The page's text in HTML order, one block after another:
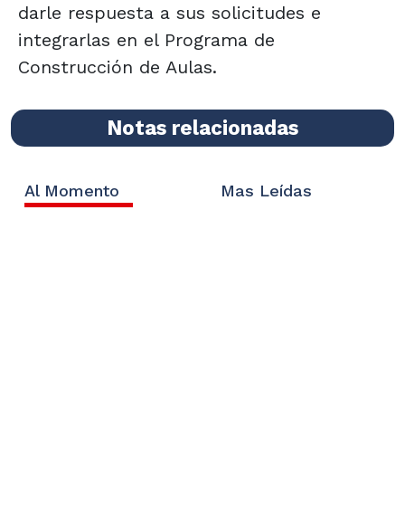
darle respuesta a sus solicitudes e
integrarlas en el Programa de
Construcción de Aulas.
Notas relacionadas
Al Momento Mas Leídas